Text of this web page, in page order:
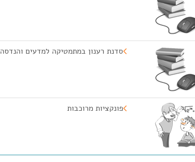
סדנת רענון במתמטיקה למדעים והנדסה
פונקציות מרוכבות